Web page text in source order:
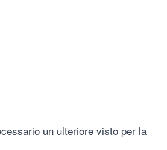
un ulteriore visto per la